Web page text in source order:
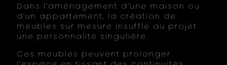
Dans l’aménagement d’une maison ou
d’un appartement, la création de
meubles sur mesure insuffle au projet
une personnalité singulière.
Ces meubles peuvent prolonger